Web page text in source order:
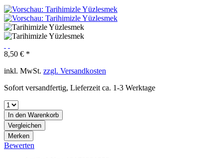
8,50 € *
inkl. MwSt. zzgl. Versandkosten
Sofort versandfertig, Lieferzeit ca. 1-3 Werktage
In den Warenkorb
Vergleichen
Merken
Bewerten